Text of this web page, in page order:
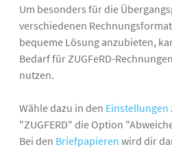
Um besonders für die
verschiedenen
bequeme Lösung anzubieten,
Bedarf für ZUGFeRD-
nutzen.
Wähle dazu in den Einstellungen
"ZUGFERD" die Option
Bei den Briefpapieren wird dir